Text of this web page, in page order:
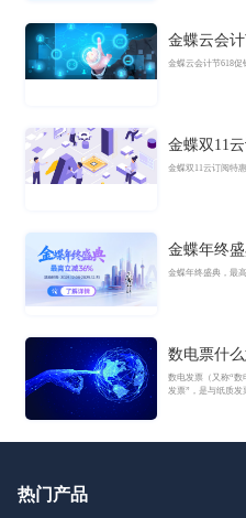
金蝶云会
立减36%
金蝶云会计节618促
金蝶双11
金蝶双11云订阅特
金蝶年终
金蝶年终盛典，最
数电票什
数电发票（又称“数
发票”，是与纸质发
热门产品